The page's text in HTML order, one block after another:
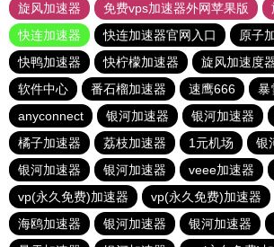
旋风加速器
免费vps加速器外网苹果版
快连加速器
快连加速器官网入口
原子
快鸭加速器
快柠檬加速器 旋风加速度
软件中心
番石榴加速器 速鹰666
暴
anyconnect
银河加速器 银河加速器
橘子加速器
荔枝加速器 1元机场
银
银河加速器
银河加速器 veee加速器
vp(永久免费)加速器
vp(永久免费)加速器
海鸥加速器
银河加速器 银河加速器